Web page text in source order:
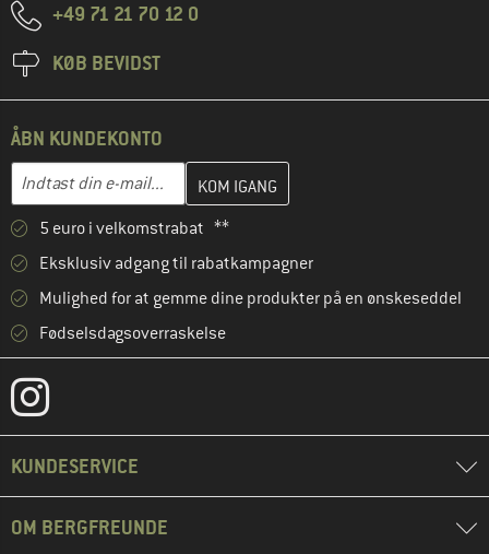
+49 71 21 70 12 0
KØB BEVIDST
ÅBN KUNDEKONTO
E-mail-adresse
Indtast din e-mailadresse her, og opret i næste trin din
5 euro i velkomstrabat **
Eksklusiv adgang til rabatkampagner
Mulighed for at gemme dine produkter på en ønskeseddel
Fødselsdagsoverraskelse
KUNDESERVICE
OM BERGFREUNDE